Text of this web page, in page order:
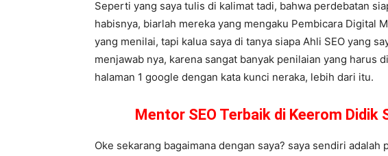
Seperti yang saya tulis di kalimat tadi, bahwa perdebatan
habisnya, biarlah mereka yang mengaku Pembicara Digital
yang menilai, tapi kalua saya di tanya siapa Ahli SEO yang
menjawab nya, karena sangat banyak penilaian yang harus
halaman 1 google dengan kata kunci neraka, lebih dari itu.
Mentor SEO Terbaik di Keerom Didik
Oke sekarang bagaimana dengan saya? saya sendiri